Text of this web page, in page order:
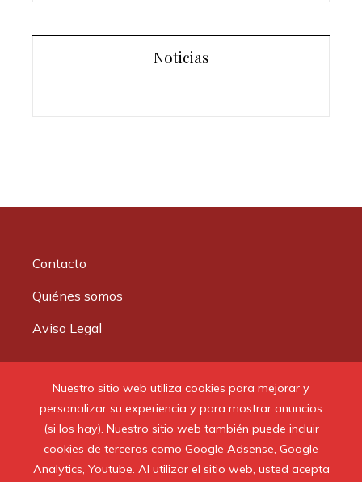
Nuestro sitio web utiliza cookies para mejorar y
personalizar su experiencia y para mostrar anuncios
(si los hay). Nuestro sitio web también puede incluir
cookies de terceros como Google Adsense, Google
Analytics, Youtube. Al utilizar el sitio web, usted acepta
Noticias
Contacto
Quiénes somos
Aviso Legal
© 2020 Todos los derechos reservados.